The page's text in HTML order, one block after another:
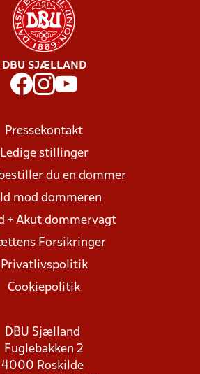
DBU SJÆLLAND
Pressekontakt
Ledige stillinger
du en dommer
mod dommeren
+ Akut dommervagt
Forsikringer
Privatlivspolitik
Cookiepolitik
DBU Sjælland
Fuglebakken 2
4000 Roskilde